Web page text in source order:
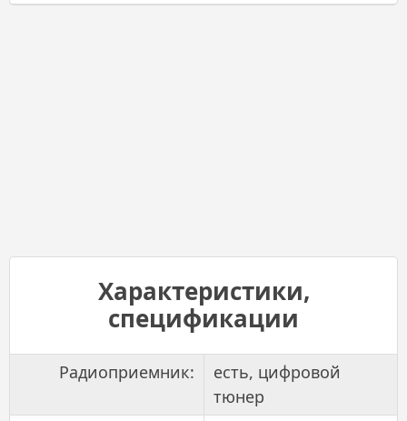
Характеристики,
спецификации
Радиоприемник:
есть, цифровой
тюнер